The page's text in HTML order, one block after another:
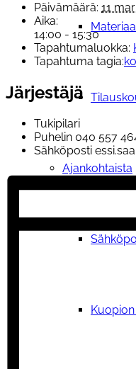
Ajankohtaista
Päivämäärä: 11
Aika:
14:00 - 15:30
Tapahtumaluokka:
Tapahtuma tagia:
Järjestäjä
Tukipilari
Puhelin 040 557
Sähköposti